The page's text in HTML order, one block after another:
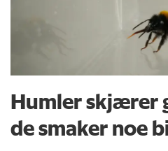
Humler skjærer
de smaker noe